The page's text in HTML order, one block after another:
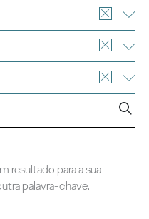
resultado para a sua
palavra-chave.